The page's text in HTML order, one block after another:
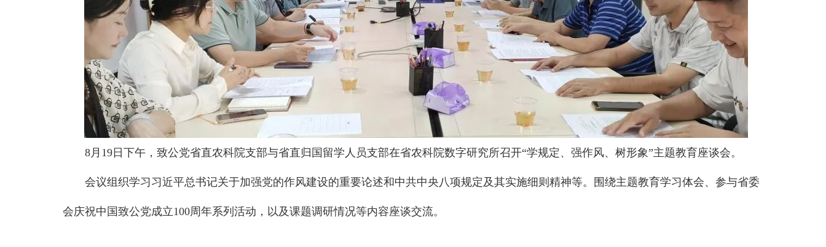
8月19日下午，致公党省直农科院支部与省直归国留学人员支部在省农科院数字研究所召开“学规定、强作风、树形象”主题教育座谈会。
会议组织学习习近平总书记关于加强党的作风建设的重要论述和中共中央八项规定及其实施细则精神等。围绕主题教育学习体会、参与省委
会庆祝中国致公党成立100周年系列活动，以及课题调研情况等内容座谈交流。